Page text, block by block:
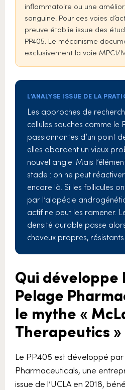
inflammatoire ou une
sanguine. Pour ces voies
preuve établie issue des
PP405. Le mécanisme
exclusivement la voie MPC1/
L’ANALYSE ISSUE DE LA
Les approches de
cellules souches comme le
passionnantes d’un point
elles abordent un vieux
nouvel angle. Mais
stade : on ne peut
encore là. Si les follicules
par l’alopécie
actif ne peut les ramener.
densité durable passe
cheveux propres,
Qui développe
Pelage
le mythe «
Therapeutics »
Le PP405 est développé
Pharmaceuticals, une
issue de l’UCLA en 2018,